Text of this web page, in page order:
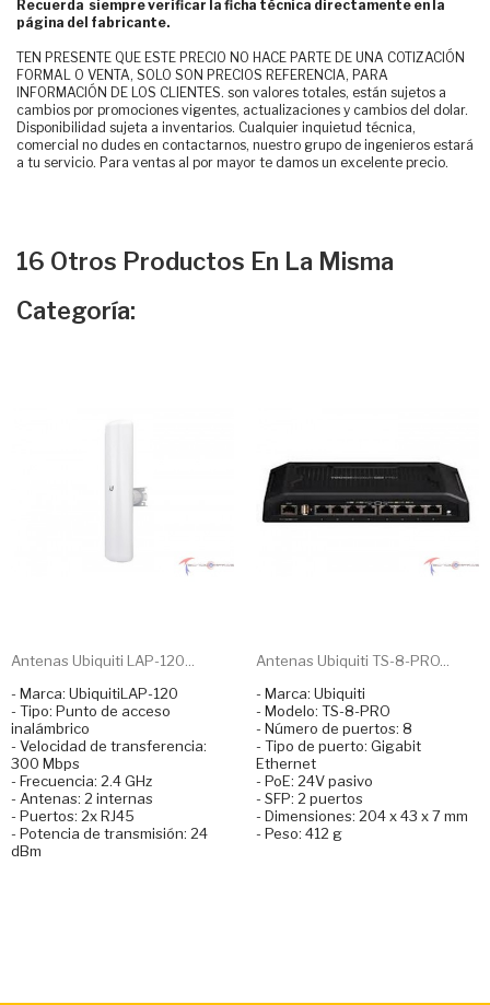
Recuerda siempre verificar la ficha técnica directamente en la
página del fabricante.
TEN PRESENTE QUE ESTE PRECIO NO HACE PARTE DE UNA COTIZACIÓN
FORMAL O VENTA, SOLO SON PRECIOS REFERENCIA, PARA
INFORMACIÓN DE LOS CLIENTES. son valores totales, están sujetos a
cambios por promociones vigentes, actualizaciones y cambios del dolar.
Disponibilidad sujeta a inventarios. Cualquier inquietud técnica,
comercial no dudes en contactarnos, nuestro grupo de ingenieros estará
a tu servicio. Para ventas al por mayor te damos un excelente precio.
16 Otros Productos En La Misma
Categoría:
Antenas Ubiquiti LAP-120...
- Marca: UbiquitiLAP-120
- Tipo: Punto de acceso
inalámbrico
- Velocidad de transferencia:
300 Mbps
- Frecuencia: 2.4 GHz
- Antenas: 2 internas
- Puertos: 2x RJ45
- Potencia de transmisión: 24
dBm
Antenas Ubiquiti TS-8-PRO...
- Marca: Ubiquiti
- Modelo: TS-8-PRO
- Número de puertos: 8
- Tipo de puerto: Gigabit
Ethernet
- PoE: 24V pasivo
- SFP: 2 puertos
- Dimensiones: 204 x 43 x 7 mm
- Peso: 412 g